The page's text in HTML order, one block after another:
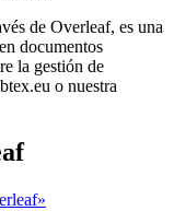
de Overleaf, es una
documentos
la gestión de
o nuestra